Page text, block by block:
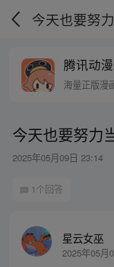
腾讯动
海量正版漫
今天也要努力
2025年05月09日 23:14
1个回答
星云女巫
2025年05月